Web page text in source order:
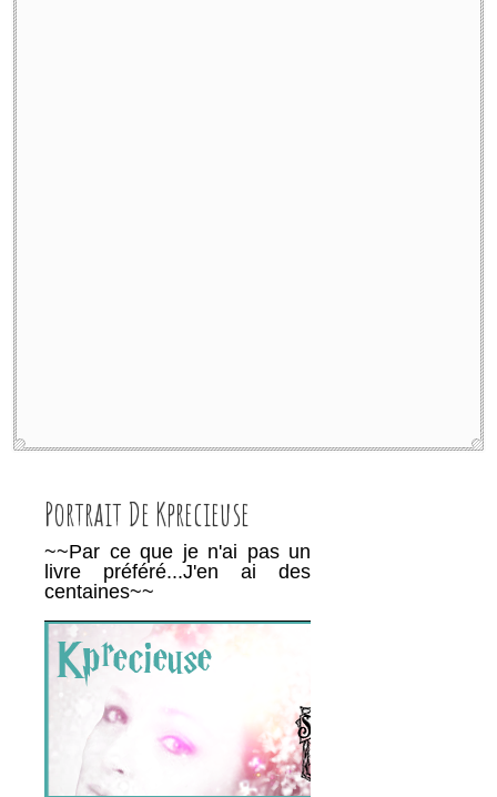
Portrait De Kprecieuse
~~Par ce que je n'ai pas un
livre préféré...J'en ai des
centaines~~